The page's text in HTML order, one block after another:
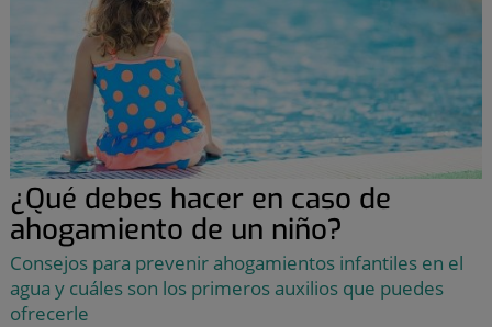
¿Qué debes hacer en caso de
ahogamiento de un niño?
Consejos para prevenir ahogamientos infantiles en el
agua y cuáles son los primeros auxilios que puedes
ofrecerle